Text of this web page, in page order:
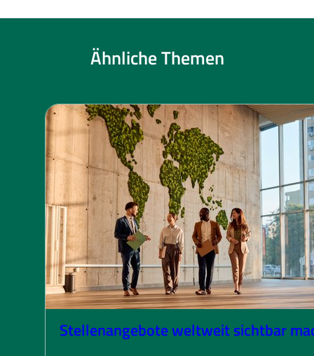
Ähnliche Themen
Stellenangebote weltweit sichtbar